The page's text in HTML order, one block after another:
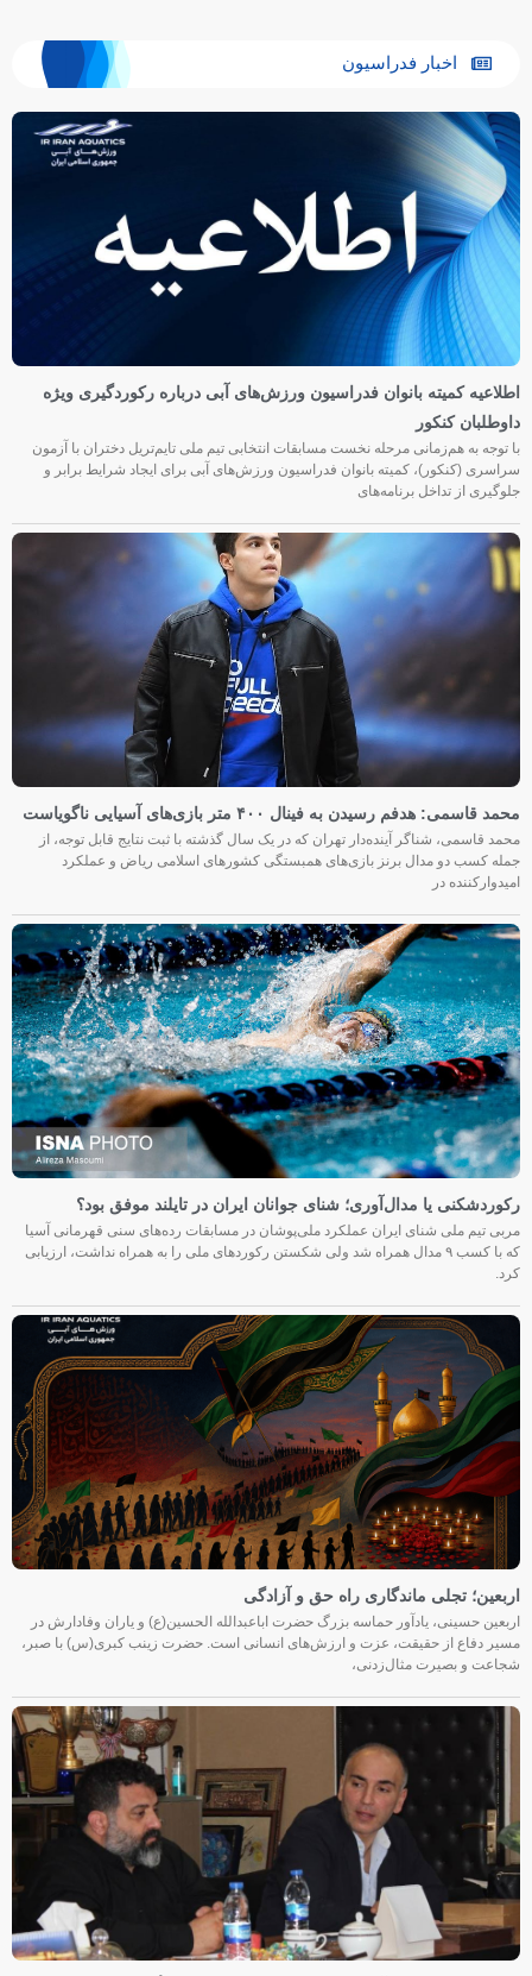
اخبار فدراسیون
اطلاعیه کمیته بانوان فدراسیون ورزش‌های آبی درباره رکوردگیری ویژه
داوطلبان کنکور
با توجه به هم‌زمانی مرحله نخست مسابقات انتخابی تیم ملی تایم‌تریل دختران با آزمون
سراسری (کنکور)، کمیته بانوان فدراسیون ورزش‌های آبی برای ایجاد شرایط برابر و
جلوگیری از تداخل برنامه‌های
محمد قاسمی: هدفم رسیدن به فینال ۴۰۰ متر بازی‌های آسیایی ناگویاست
محمد قاسمی، شناگر آینده‌دار تهران که در یک سال گذشته با ثبت نتایج قابل توجه، از
جمله کسب دو مدال برنز بازی‌های همبستگی کشورهای اسلامی ریاض و عملکرد
امیدوارکننده در
رکوردشکنی یا مدال‌آوری؛ شنای جوانان ایران در تایلند موفق بود؟
مربی تیم ملی شنای ایران عملکرد ملی‌پوشان در مسابقات رده‌های سنی قهرمانی آسیا
که با کسب ۹ مدال همراه شد ولی شکستن رکوردهای ملی را به همراه نداشت، ارزیابی
کرد.
اربعین؛ تجلی ماندگاری راه حق و آزادگی
اربعین حسینی، یادآور حماسه بزرگ حضرت اباعبدالله الحسین(ع) و یاران وفادارش در
مسیر دفاع از حقیقت، عزت و ارزش‌های انسانی است. حضرت زینب کبری(س) با صبر،
شجاعت و بصیرت مثال‌زدنی،